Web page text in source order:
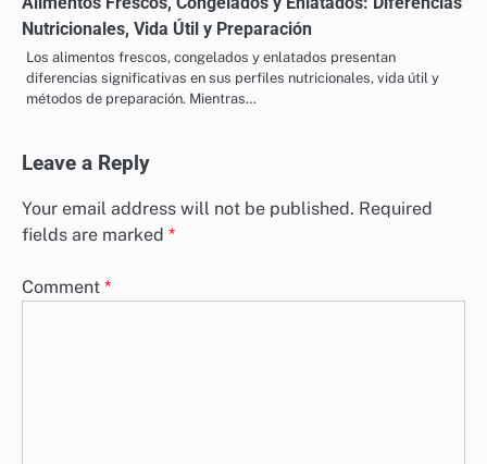
Opciones de Snack: Beneficios Nutricionales,
Ingredientes y Conveniencia
manera de satisfacer el hambre mientras se obtienen beneficios
nutricionales.…